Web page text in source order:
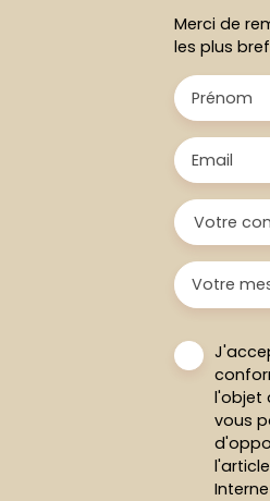
Merci de
les plus
Prénom
Email
Votre
Votre
l'objet
vous